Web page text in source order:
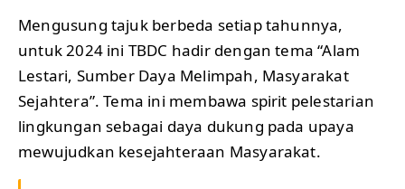
Mengusung tajuk berbeda setiap tahunnya,
untuk 2024 ini TBDC hadir dengan tema “Alam
Lestari, Sumber Daya Melimpah, Masyarakat
Sejahtera”. Tema ini membawa spirit pelestarian
lingkungan sebagai daya dukung pada upaya
mewujudkan kesejahteraan Masyarakat.